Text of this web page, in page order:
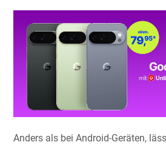
Anders als bei Android-Geräten,